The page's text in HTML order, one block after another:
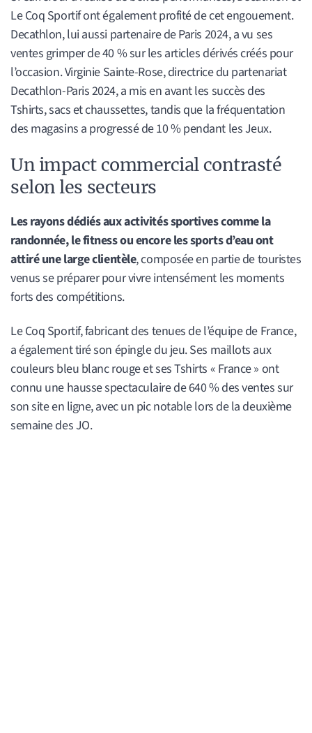
Le Coq Sportif ont également profité de cet engouement.
Decathlon, lui aussi partenaire de Paris 2024, a vu ses
ventes grimper de 40 % sur les articles dérivés créés pour
l’occasion. Virginie Sainte-Rose, directrice du partenariat
Decathlon-Paris 2024, a mis en avant les succès des
Tshirts, sacs et chaussettes, tandis que la fréquentation
des magasins a progressé de 10 % pendant les Jeux.
Un impact commercial contrasté
selon les secteurs
Les rayons dédiés aux activités sportives comme la
randonnée, le fitness ou encore les sports d’eau ont
attiré une large clientèle, composée en partie de touristes
venus se préparer pour vivre intensément les moments
forts des compétitions.
Le Coq Sportif, fabricant des tenues de l’équipe de France,
a également tiré son épingle du jeu. Ses maillots aux
couleurs bleu blanc rouge et ses Tshirts « France » ont
connu une hausse spectaculaire de 640 % des ventes sur
son site en ligne, avec un pic notable lors de la deuxième
semaine des JO.